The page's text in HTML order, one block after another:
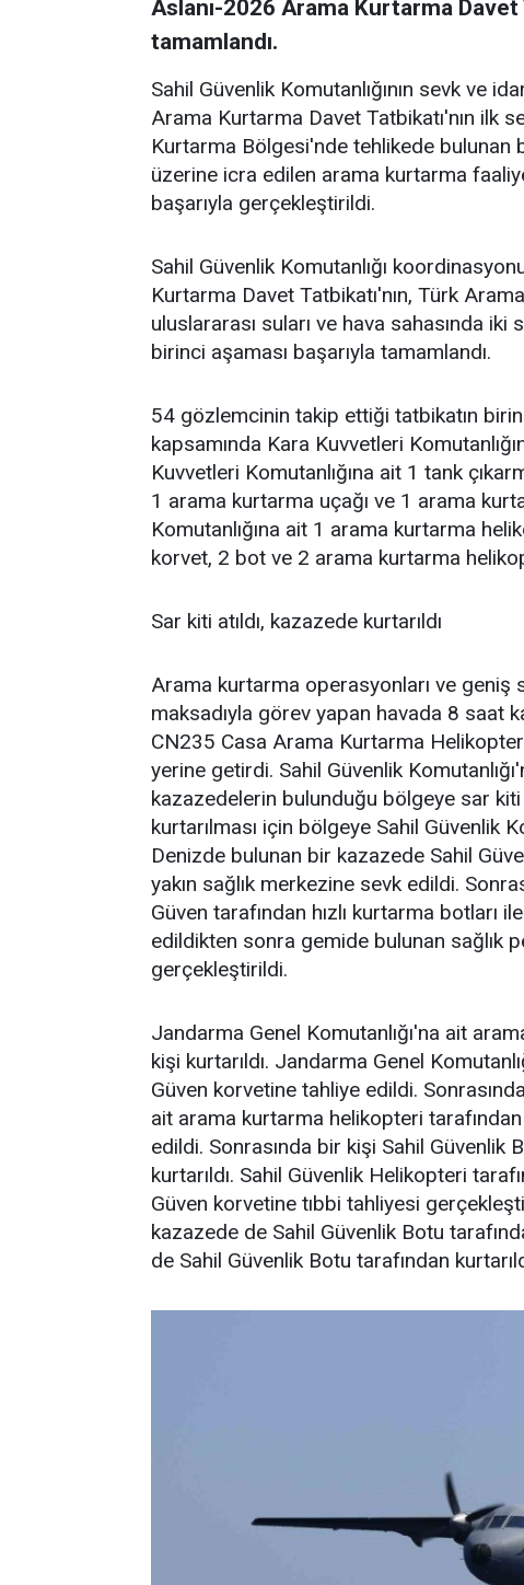
Aslanı-2026 Arama Kurtarma Davet
tamamlandı.
Sahil Güvenlik Komutanlığının sevk ve
Arama Kurtarma Davet Tatbikatı'nın ilk
Kurtarma Bölgesi'nde tehlikede bulunan
üzerine icra edilen arama kurtarma
başarıyla gerçekleştirildi.
Sahil Güvenlik Komutanlığı
Kurtarma Davet Tatbikatı'nın, Türk
uluslararası suları ve hava sahasında
birinci aşaması başarıyla tamamlandı.
54 gözlemcinin takip ettiği tatbikatın
kapsamında Kara Kuvvetleri
Kuvvetleri Komutanlığına ait 1 tank
1 arama kurtarma uçağı ve 1 arama
Komutanlığına ait 1 arama kurtarma
korvet, 2 bot ve 2 arama kurtarma
Sar kiti atıldı, kazazede kurtarıldı
Arama kurtarma operasyonları ve geniş
maksadıyla görev yapan havada 8 saat
CN235 Casa Arama Kurtarma
yerine getirdi. Sahil Güvenlik
kazazedelerin bulunduğu bölgeye sar
kurtarılması için bölgeye Sahil Güvenlik
Denizde bulunan bir kazazede Sahil
yakın sağlık merkezine sevk edildi.
Güven tarafından hızlı kurtarma botları
edildikten sonra gemide bulunan sağlık
gerçekleştirildi.
Jandarma Genel Komutanlığı'na ait
kişi kurtarıldı. Jandarma Genel
Güven korvetine tahliye edildi.
ait arama kurtarma helikopteri
edildi. Sonrasında bir kişi Sahil Güvenlik
kurtarıldı. Sahil Güvenlik Helikopteri
Güven korvetine tıbbi tahliyesi
kazazede de Sahil Güvenlik Botu
de Sahil Güvenlik Botu tarafından